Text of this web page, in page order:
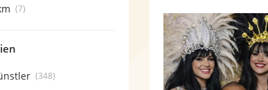
(7)
(348)